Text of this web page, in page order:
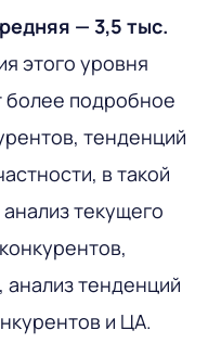
— 3,5 тыс.
этого уровня
более подробное
тенденций
в такой
текущего
анализ тенденций
и ЦА.